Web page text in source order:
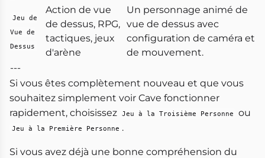
Jeu de
Vue de
Dessus
Action de vue
de dessus, RPG,
tactiques, jeux
d'arène
Un personnage animé de
vue de dessus avec
configuration de caméra et
de mouvement.
---
Si vous êtes complètement nouveau et que vous
souhaitez simplement voir Cave fonctionner
rapidement, choisissez Jeu à la Troisième Personne ou
Jeu à la Première Personne .
Si vous avez déjà une bonne compréhension du